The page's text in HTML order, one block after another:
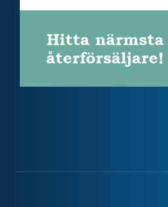
Hitta närmsta
återförsäljare!